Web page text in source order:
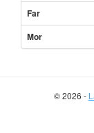
Far
Mor
© 2026 -